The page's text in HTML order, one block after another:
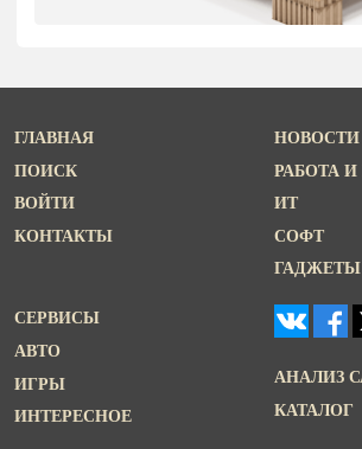
ГЛАВНАЯ
ПОИСК
ВОЙТИ
КОНТАКТЫ
НОВОСТИ
РАБОТА И
ИТ
СОФТ
ГАДЖЕТЫ
СЕРВИСЫ
АВТО
ИГРЫ
ИНТЕРЕСНОЕ
АНАЛИЗ
КАТАЛОГ